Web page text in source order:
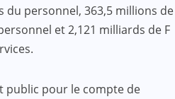
du personnel, 363,5 millions de
et 2,121 milliards de F
public pour le compte de